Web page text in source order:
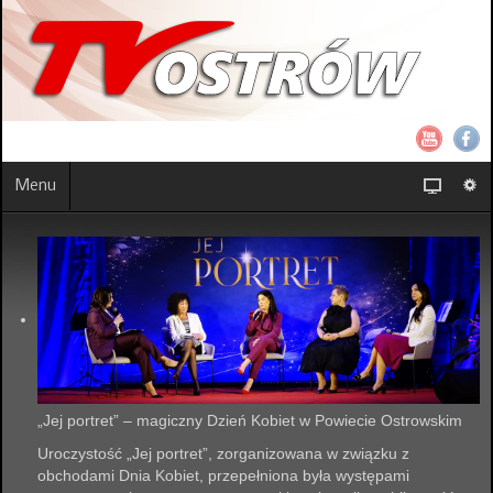
Menu
„Jej portret” – magiczny Dzień Kobiet w Powiecie Ostrowskim
Uroczystość „Jej portret”, zorganizowana w związku z
obchodami Dnia Kobiet, przepełniona była występami